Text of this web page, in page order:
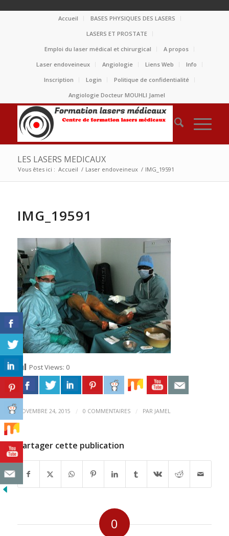
Accueil
BASES PHYSIQUES DES LASERS
LASERS ET PROSTATE
Emploi du laser médical et chirurgical
A propos
Laser endoveineux
Angiologie Liens Web
Info
Inscription
Login
Politique de confidentialité
Angiologie Docteur MOUHLI Jamel
LES LASERS MEDICAUX
Vous êtes ici : Accueil / Laser endoveineux / IMG_19591
IMG_19591
Post Views: 0
NOVEMBRE 24, 2015 / 0 COMMENTAIRES / PAR JAMEL
Partager cette publication
0